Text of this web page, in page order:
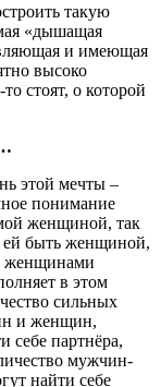
такую
«дышащая
и имеющая
высоко
стоят, о которой
этой мечты –
понимание
женщиной, так
ей быть женщиной,
женщинами
в этом
сильных
и женщин,
себе партнёра,
мужчин-
найти себе